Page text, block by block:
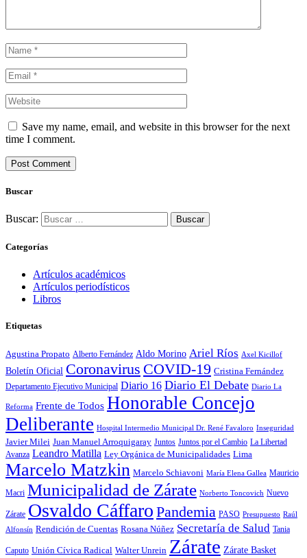
Save my name, email, and website in this browser for the next
time I comment.
Buscar
Buscar:
Categorías
Artículos académicos
Artículos periodísticos
Libros
Etiquetas
Agustina Propato Alberto Fernández Aldo Morino Ariel Ríos Axel Kicillof
Boletín Oficial Coronavirus COVID-19 Cristina Fernández
Departamento Ejecutivo Municipal Diario 16 Diario El Debate Diario La
Reforma Frente de Todos Honorable Concejo
Deliberante Hospital Intermedio Municipal Dr. René Favaloro Inseguridad
Javier Milei Juan Manuel Arroquigaray Juntos Juntos por el Cambio La Libertad
Avanza Leandro Matilla Ley Orgánica de Municipalidades Lima
Marcelo Matzkin Marcelo Schiavoni María Elena Gallea Mauricio
Macri Municipalidad de Zárate Norberto Toncovich Nuevo
Zárate Osvaldo Cáffaro Pandemia PASO Presupuesto Raúl
Alfonsín Rendición de Cuentas Rosana Núñez Secretaría de Salud Tania
Caputo Unión Cívica Radical Walter Unrein Zárate Zárate Basket